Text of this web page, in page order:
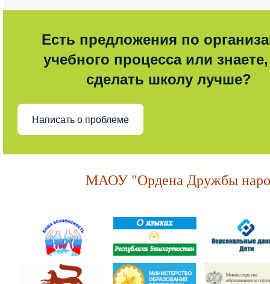
Есть предложения по
учебного процесса или знаете,
сделать школу лучше?
Написать о проблеме
МАОУ "Ордена Дружбы